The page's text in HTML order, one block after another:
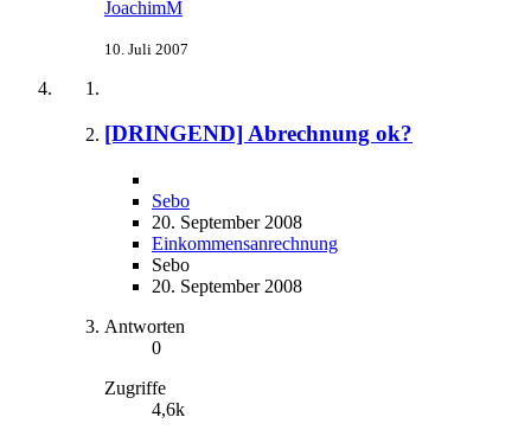
JoachimM
10. Juli 2007
[DRINGEND] Abrechnung ok?
Sebo
20. September 2008
Einkommensanrechnung
Sebo
20. September 2008
Antworten
0
Zugriffe
4,6k